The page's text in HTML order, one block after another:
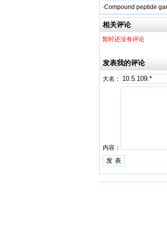
·Compound peptide
相关评论
暂时还没有评论
发表我的评论
大名：
内容：